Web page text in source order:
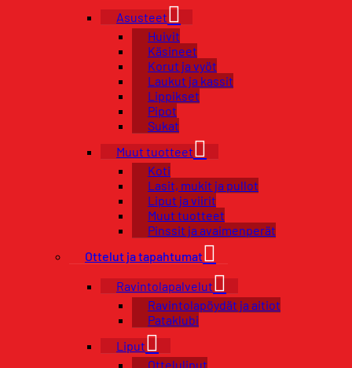
Asusteet
Huivit
Käsineet
Korut ja vyöt
Laukut ja kassit
Lippikset
Pipot
Sukat
Muut tuotteet
Koti
Lasit, mukit ja pullot
Liput ja viirit
Muut tuotteet
Pinssit ja avaimenperät
Ottelut ja tapahtumat
Ravintolapalvelut
Ravintolapöydät ja aitiot
Pataklubi
Liput
Otteluliput